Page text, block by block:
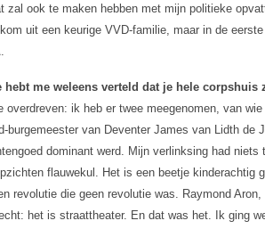
zal ook te maken hebben met mijn politieke
uit een keurige VVD-familie, maar in de
hebt me weleens verteld dat je hele corpshuis
overdreven: ik heb er twee meegenomen, van
burgemeester van Deventer James van Lidth de
dominant werd. Mijn verlinksing had niets
flauwekul. Het is een beetje kinderachtig
revolutie die geen revolutie was. Raymond
het is straattheater. En dat was het. Ik ging